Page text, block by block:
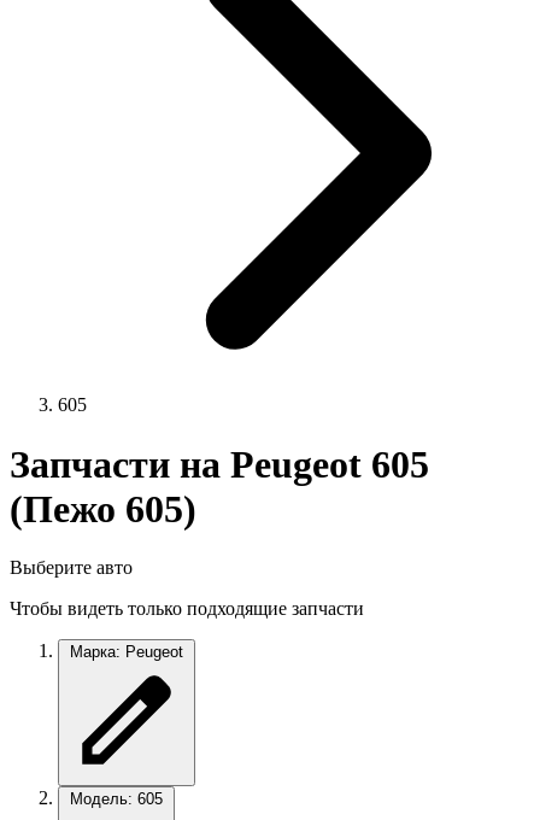
605
Запчасти на Peugeot 605
(Пежо 605)
Выберите авто
Чтобы видеть только подходящие запчасти
Марка: Peugeot
Модель: 605